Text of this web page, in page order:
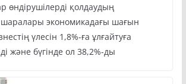
өндірушілерді қолдаудың
экономикадағы шағын
үлесін 1,8%-ға ұлғайтуға
және бүгінде ол 38,2%-ды